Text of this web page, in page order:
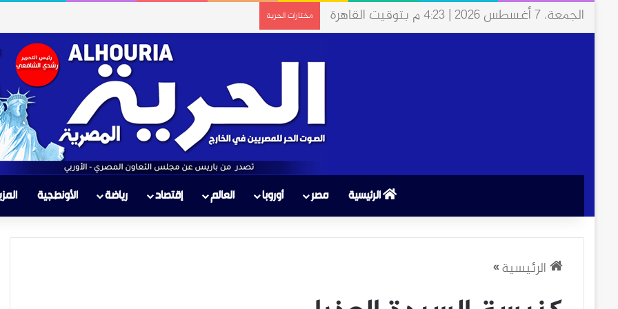
الجمعة، 7 أغسطس 2026 | 4:23 م بتوقيت القاهرة مختارات الحرية
الرئيسية مصر أوروبا العالم إقتصاد رياضة الأونطجية
الرئيسية»